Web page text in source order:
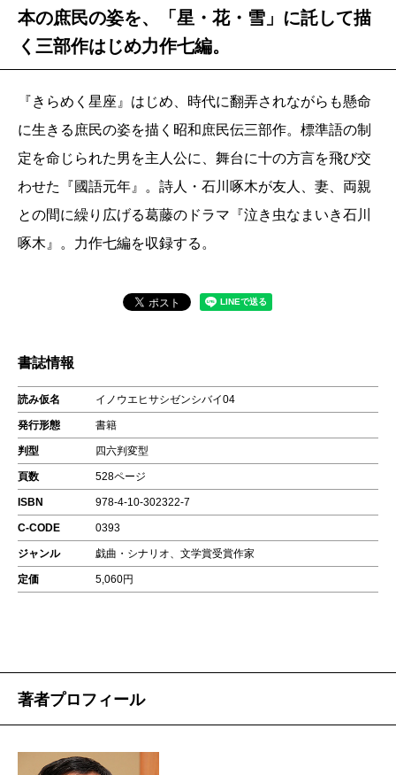
本の庶民の姿を、「星・花・雪」に託して描
く三部作はじめ力作七編。
『きらめく星座』はじめ、時代に翻弄されながらも懸命
に生きる庶民の姿を描く昭和庶民伝三部作。標準語の制
定を命じられた男を主人公に、舞台に十の方言を飛び交
わせた『國語元年』。詩人・石川啄木が友人、妻、両親
との間に繰り広げる葛藤のドラマ『泣き虫なまいき石川
啄木』。力作七編を収録する。
書誌情報
読み仮名 イノウエヒサシゼンシバイ04
発行形態 書籍
判型 四六判変型
頁数 528ページ
ISBN 978-4-10-302322-7
C-CODE 0393
ジャンル 戯曲・シナリオ、文学賞受賞作家
定価 5,060円
著者プロフィール